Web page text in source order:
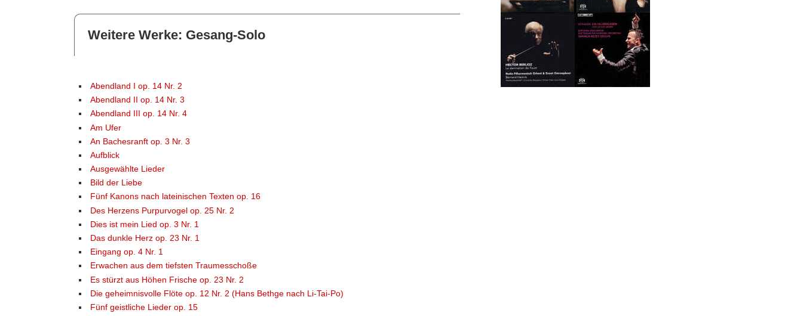
Weitere Werke: Gesang-Solo
Abendland I op. 14 Nr. 2
Abendland II op. 14 Nr. 3
Abendland III op. 14 Nr. 4
Am Ufer
An Bachesranft op. 3 Nr. 3
Aufblick
Ausgewählte Lieder
Bild der Liebe
Fünf Kanons nach lateinischen Texten op. 16
Des Herzens Purpurvogel op. 25 Nr. 2
Dies ist mein Lied op. 3 Nr. 1
Das dunkle Herz op. 23 Nr. 1
Eingang op. 4 Nr. 1
Erwachen aus dem tiefsten Traumesschoße
Es stürzt aus Höhen Frische op. 23 Nr. 2
Die geheimnisvolle Flöte op. 12 Nr. 2 (Hans Bethge nach Li-Tai-Po)
Fünf geistliche Lieder op. 15